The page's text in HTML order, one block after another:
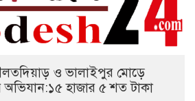
ও ভালাইপুর মোড়ে
অভিযান:১৫ হাজার ৫ শত টাকা